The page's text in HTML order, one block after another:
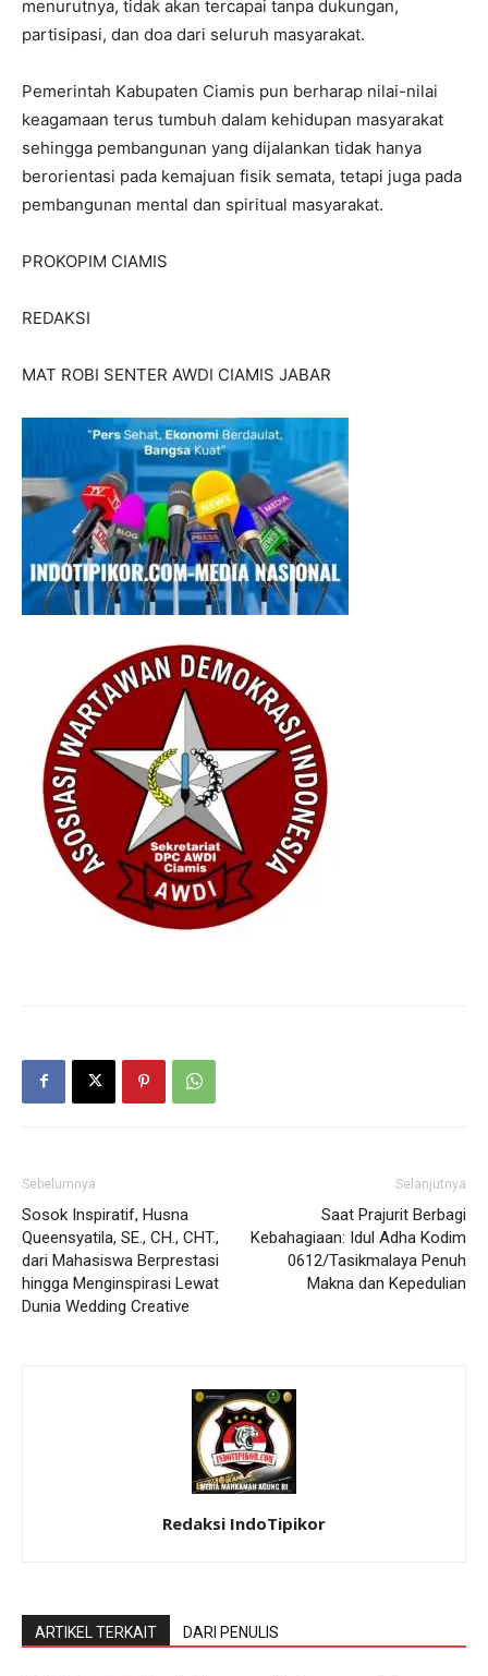
menurutnya, tidak akan tercapai tanpa dukungan,
partisipasi, dan doa dari seluruh masyarakat.
Pemerintah Kabupaten Ciamis pun berharap nilai-nilai
keagamaan terus tumbuh dalam kehidupan masyarakat
sehingga pembangunan yang dijalankan tidak hanya
berorientasi pada kemajuan fisik semata, tetapi juga pada
pembangunan mental dan spiritual masyarakat.
PROKOPIM CIAMIS
REDAKSI
MAT ROBI SENTER AWDI CIAMIS JABAR
Sebelumnya
Sosok Inspiratif, Husna
Queensyatila, SE., CH., CHT.,
dari Mahasiswa Berprestasi
hingga Menginspirasi Lewat
Dunia Wedding Creative
Selanjutnya
Saat Prajurit Berbagi
Kebahagiaan: Idul Adha Kodim
0612/Tasikmalaya Penuh
Makna dan Kepedulian
Redaksi IndoTipikor
ARTIKEL TERKAIT DARI PENULIS